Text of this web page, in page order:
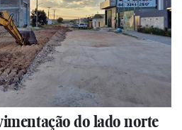
do lado norte